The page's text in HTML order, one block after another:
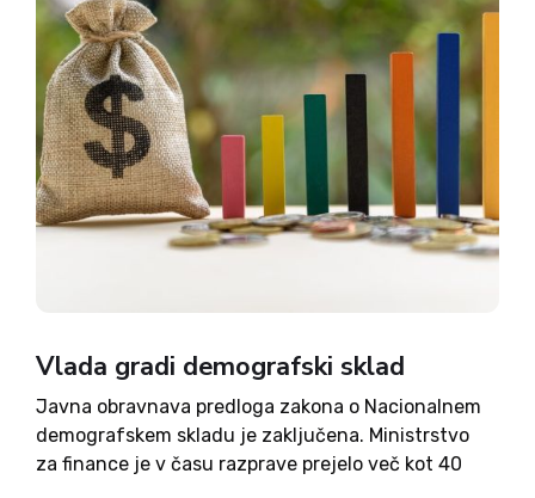
Vlada gradi demografski sklad
Javna obravnava predloga zakona o Nacionalnem
demografskem skladu je zaključena. Ministrstvo
za finance je v času razprave prejelo več kot 40